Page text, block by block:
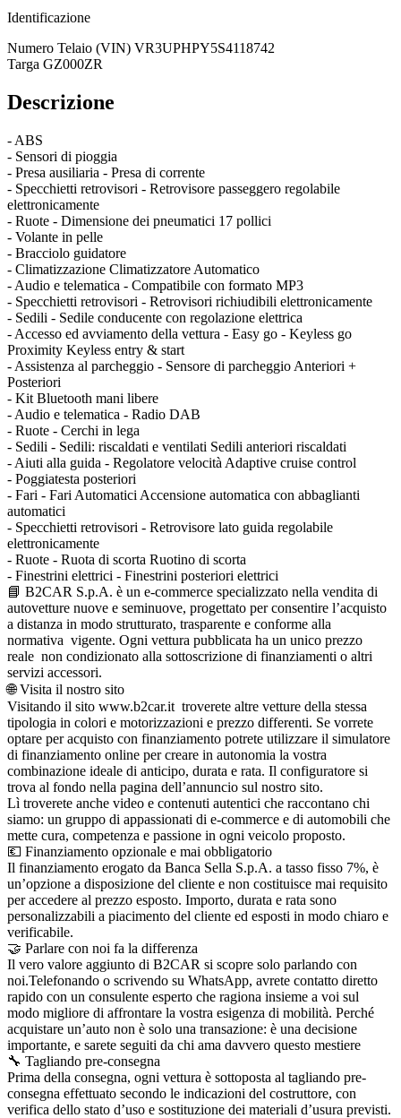
Identificazione
Numero Telaio (VIN) VR3UPHPY5S4118742
Targa GZ000ZR
Descrizione
- ABS
- Sensori di pioggia
- Presa ausiliaria - Presa di corrente
- Specchietti retrovisori - Retrovisore passeggero regolabile
elettronicamente
- Ruote - Dimensione dei pneumatici 17 pollici
- Volante in pelle
- Bracciolo guidatore
- Climatizzazione Climatizzatore Automatico
- Audio e telematica - Compatibile con formato MP3
- Specchietti retrovisori - Retrovisori richiudibili elettronicamente
- Sedili - Sedile conducente con regolazione elettrica
- Accesso ed avviamento della vettura - Easy go - Keyless go
Proximity Keyless entry & start
- Assistenza al parcheggio - Sensore di parcheggio Anteriori +
Posteriori
- Kit Bluetooth mani libere
- Audio e telematica - Radio DAB
- Ruote - Cerchi in lega
- Sedili - Sedili: riscaldati e ventilati Sedili anteriori riscaldati
- Aiuti alla guida - Regolatore velocità Adaptive cruise control
- Poggiatesta posteriori
- Fari - Fari Automatici Accensione automatica con abbaglianti
automatici
- Specchietti retrovisori - Retrovisore lato guida regolabile
elettronicamente
- Ruote - Ruota di scorta Ruotino di scorta
- Finestrini elettrici - Finestrini posteriori elettrici
📘 B2CAR S.p.A. è un e-commerce specializzato nella vendita di
autovetture nuove e seminuove, progettato per consentire l’acquisto
a distanza in modo strutturato, trasparente e conforme alla
normativa vigente. Ogni vettura pubblicata ha un unico prezzo
reale non condizionato alla sottoscrizione di finanziamenti o altri
servizi accessori.
🌐 Visita il nostro sito
Visitando il sito www.b2car.it troverete altre vetture della stessa
tipologia in colori e motorizzazioni e prezzo differenti. Se vorrete
optare per acquisto con finanziamento potrete utilizzare il simulatore
di finanziamento online per creare in autonomia la vostra
combinazione ideale di anticipo, durata e rata. Il configuratore si
trova al fondo nella pagina dell’annuncio sul nostro sito.
Lì troverete anche video e contenuti autentici che raccontano chi
siamo: un gruppo di appassionati di e-commerce e di automobili che
mette cura, competenza e passione in ogni veicolo proposto.
💶 Finanziamento opzionale e mai obbligatorio
Il finanziamento erogato da Banca Sella S.p.A. a tasso fisso 7%, è
un’opzione a disposizione del cliente e non costituisce mai requisito
per accedere al prezzo esposto. Importo, durata e rata sono
personalizzabili a piacimento del cliente ed esposti in modo chiaro e
verificabile.
🤝 Parlare con noi fa la differenza
Il vero valore aggiunto di B2CAR si scopre solo parlando con
noi.Telefonando o scrivendo su WhatsApp, avrete contatto diretto
rapido con un consulente esperto che ragiona insieme a voi sul
modo migliore di affrontare la vostra esigenza di mobilità. Perché
acquistare un’auto non è solo una transazione: è una decisione
importante, e sarete seguiti da chi ama davvero questo mestiere
🔧 Tagliando pre-consegna
Prima della consegna, ogni vettura è sottoposta al tagliando pre-
consegna effettuato secondo le indicazioni del costruttore, con
verifica dello stato d’uso e sostituzione dei materiali d’usura previsti.